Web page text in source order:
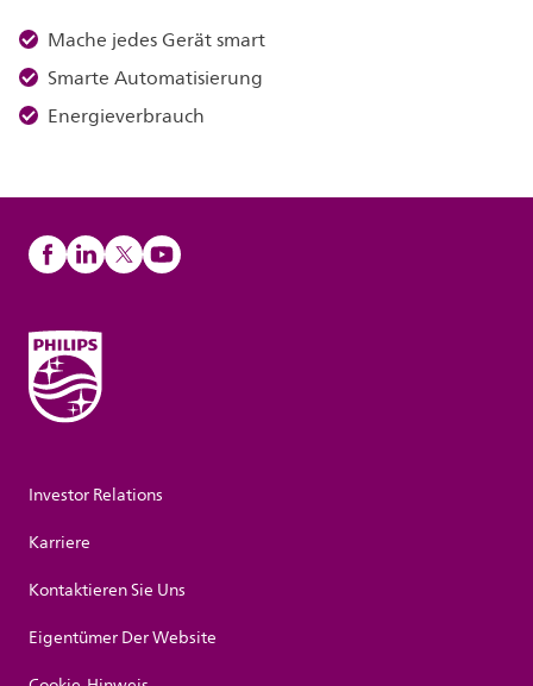
Mache jedes Gerät smart
Smarte Automatisierung
Energieverbrauch
Investor Relations
Karriere
Kontaktieren Sie Uns
Eigentümer Der Website